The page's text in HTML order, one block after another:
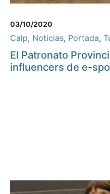
03/10/2020
Calp, Noticias, Portada,
El Patronato
influencers de e-